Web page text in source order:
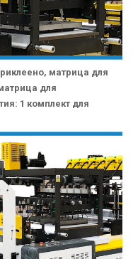
матрица для
для
1 комплект для